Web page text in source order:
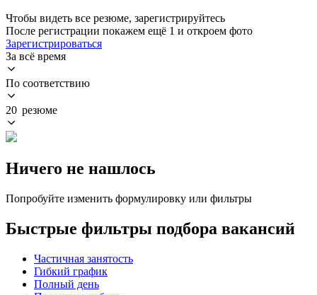
Чтобы видеть все резюме, зарегистрируйтесь
После регистрации покажем ещё 1 и откроем фото
Зарегистрироваться
За всё время
По соответствию
20 резюме
Ничего не нашлось
Попробуйте изменить формулировку или фильтры
Быстрые фильтры подбора вакансий
Частичная занятость
Гибкий график
Полный день